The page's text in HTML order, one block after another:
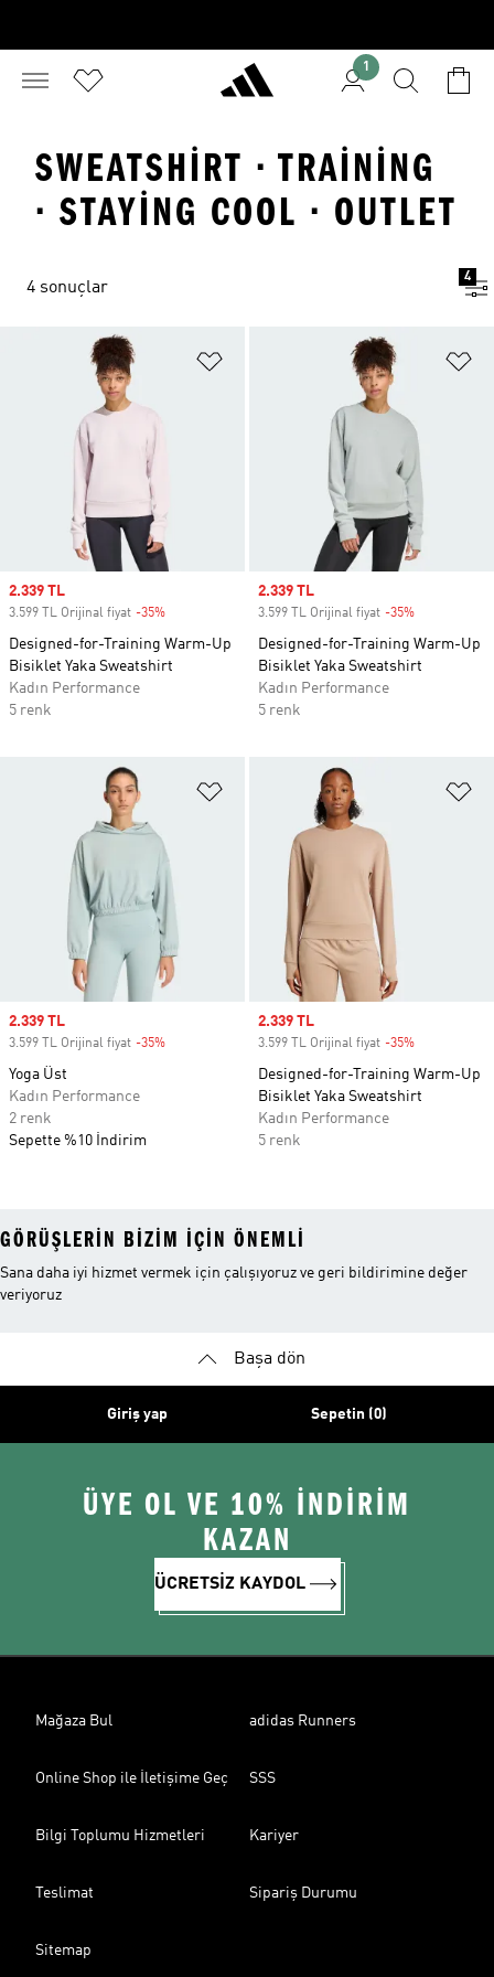
1
SWEATSHIRT · TRAINING
· STAYING COOL · OUTLET
4 sonuçlar
4
Favori Listesine Ekle
Sale price
2.339 TL
3.599 TL Orijinal fiyat -35%
Designed-for-Training Warm-Up
Bisiklet Yaka Sweatshirt
Kadın Performance
5 renk
Sale price
2.339 TL
3.599 TL Orijinal fiyat -35%
Designed-for-Training Warm-Up
Bisiklet Yaka Sweatshirt
Kadın Performance
5 renk
Favori Listesine Ekle
Sale price
2.339 TL
3.599 TL Orijinal fiyat -35%
Yoga Üst
Kadın Performance
2 renk
Sepette %10 İndirim
Sale price
2.339 TL
3.599 TL Orijinal fiyat -35%
Designed-for-Training Warm-Up
Bisiklet Yaka Sweatshirt
Kadın Performance
5 renk
GÖRÜŞLERIN BIZIM IÇIN ÖNEMLI
Sana daha iyi hizmet vermek için çalışıyoruz ve geri bildirimine değer
veriyoruz
Başa dön
Giriş yap Sepetin (0)
ÜYE OL VE 10% İNDİRİM
KAZAN
ÜCRETSİZ KAYDOL
Mağaza Bul adidas Runners
Online Shop ile İletişime Geç SSS
Bilgi Toplumu Hizmetleri Kariyer
Teslimat Sipariş Durumu
Sitemap